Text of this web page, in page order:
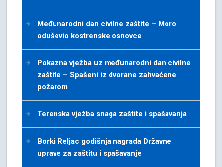
Međunarodni dan civilne zaštite – Moro
oduševio kostrenske osnovce
Pokazna vježba uz međunarodni dan civilne
zaštite – Spašeni iz dvorane zahvaćene
požarom
Terenska vježba snaga zaštite i spašavanja
Borki Reljac godišnja nagrada Državne
uprave za zaštitu i spašavanje